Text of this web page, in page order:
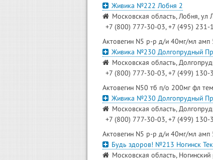
Живика №222 Лобня 2
Московская область, Лобня, ул
+7 (800) 777-30-03, +7 (495)
Актовегин N5 р-р д/и 40мг/мл амп
Живика №230 Долгопрудный
Московская область,
+7 (800) 777-30-03, +7 (499)
Актовегин N50 тб п/о 200мг фл
Живика №230 Долгопрудный
Московская область,
+7 (800) 777-30-03, +7 (499)
Актовегин N5 р-р д/и 40мг/мл амп
Будь здоров! №213 Ногинск
Московская область, Ногинский